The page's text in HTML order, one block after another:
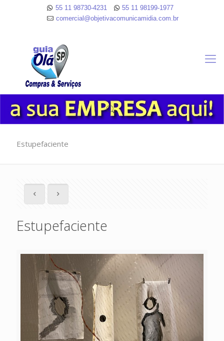
55 11 98730-4231
55 11 98199-1977
comercial@objetivacomunicamidia.com.br
Estupefaciente
Estupefaciente